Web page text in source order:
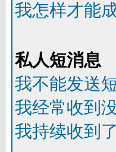
我怎样才能
私人短消息
我不能发送
我经常收到
我持续收到